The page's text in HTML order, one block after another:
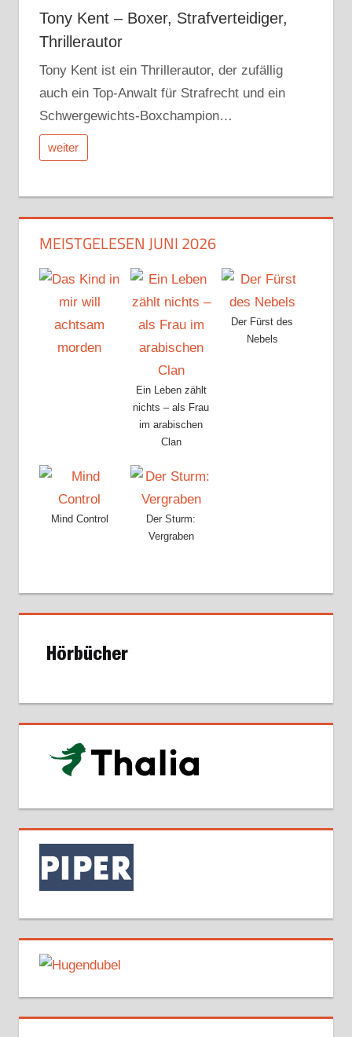
Tony Kent – Boxer, Strafverteidiger,
Thrillerautor
Tony Kent ist ein Thrillerautor, der zufällig
auch ein Top-Anwalt für Strafrecht und ein
Schwergewichts-Boxchampion…
weiter
MEISTGELESEN JUNI 2026
Ein Leben zählt
nichts – als Frau
im arabischen
Clan
Der Fürst des
Nebels
Mind Control
Der Sturm:
Vergraben